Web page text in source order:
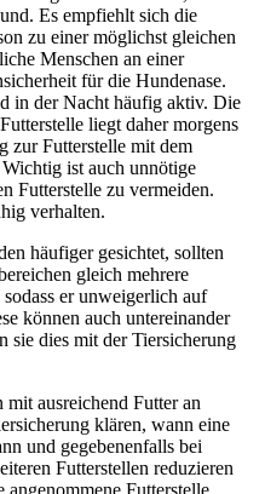
Es empfiehlt sich die
zu einer möglichst gleichen
Menschen an einer
für die Hundenase.
in der Nacht häufig aktiv. Die
liegt daher morgens
zur Futterstelle mit dem
ist auch unnötige
Futterstelle zu vermeiden.
verhalten.
häufiger gesichtet, sollten
gleich mehrere
er unweigerlich auf
können auch untereinander
sie dies mit der Tiersicherung
ausreichend Futter an
klären, wann eine
und gegebenenfalls bei
Futterstellen reduzieren